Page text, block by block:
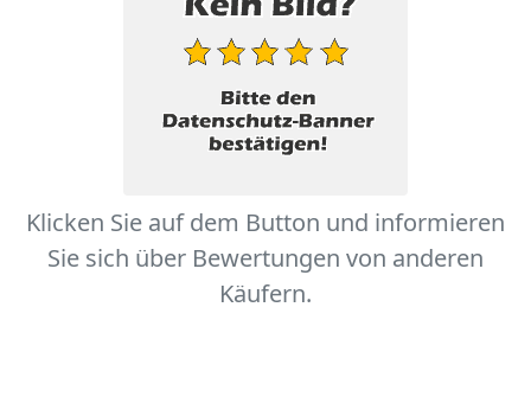
Klicken Sie auf dem Button und informieren
Sie sich über Bewertungen von anderen
Käufern.